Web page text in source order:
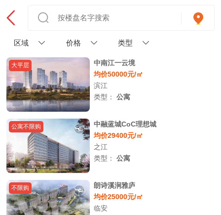
区域 价格 类型
大平层
中南江一云境
均价50000元/㎡
滨江
类型：公寓
公寓不限购
中融蓝城CoC理想城
均价29400元/㎡
之江
类型：公寓
不限购
朗诗溪涧雅庐
均价25000元/㎡
临安